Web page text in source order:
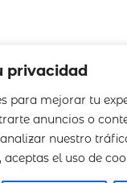
privacidad
para mejorar tu
anuncios o
nuestro
el uso de